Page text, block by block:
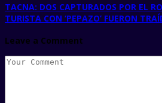
TACNA: DOS CAPTURADOS POR EL
TURISTA CON ‘PEPAZO’ FUERON
Leave a Comment